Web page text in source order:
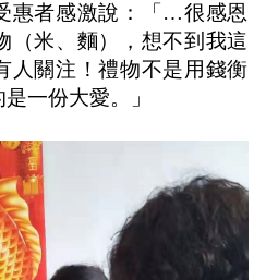
惠者感激說：「…很感恩
（米、麵），想不到我這
人關注！禮物不是用錢衡
一份大愛。」